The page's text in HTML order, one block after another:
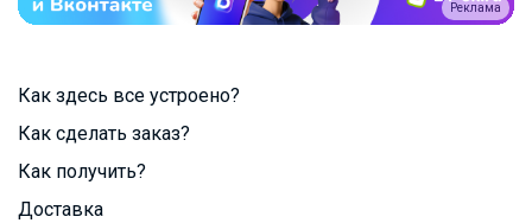
Реклама
Как здесь все устроено?
Как сделать заказ?
Как получить?
Доставка